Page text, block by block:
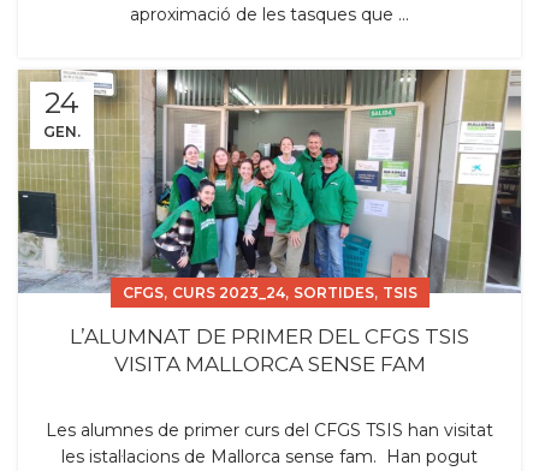
aproximació de les tasques que ...
24
GEN.
CFGS, CURS 2023_24, SORTIDES, TSIS
L’ALUMNAT DE PRIMER DEL CFGS TSIS
VISITA MALLORCA SENSE FAM
Les alumnes de primer curs del CFGS TSIS han visitat
les istal·lacions de Mallorca sense fam. Han pogut